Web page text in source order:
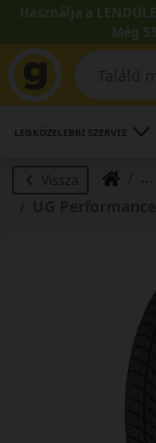
Használja a
Még
LEGKÖZELEBBI SZERVIZ
Vissza